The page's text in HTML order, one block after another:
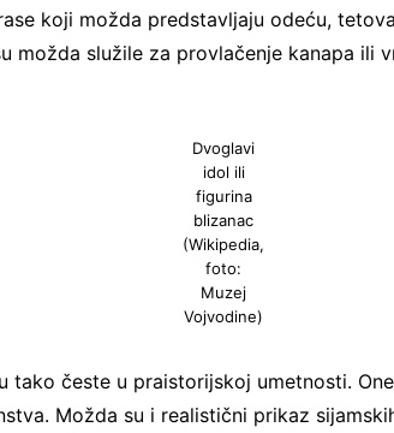
koji možda predstavljaju odeću,
možda služile za provlačenje kanapa ili
Dvoglavi
idol ili
figurina
blizanac
(Wikipedia,
foto:
Muzej
Vojvodine)
tako česte u praistorijskoj umetnosti.
Možda su i realistični prikaz